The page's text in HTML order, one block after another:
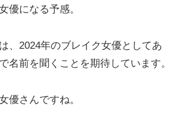
優になる予感。
、2024年のブレイク女優としてあ
名前を聞くことを期待しています。
優さんですね。